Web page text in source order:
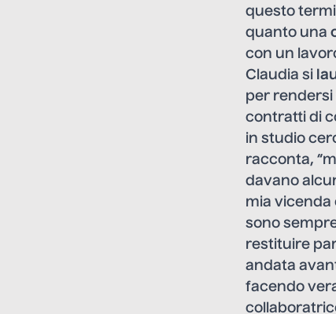
questo
quanto una
con un
Claudia si
per rendersi
contratti di
in studio
racconta,
davano
mia vicenda
sono
restituire
andata
facendo